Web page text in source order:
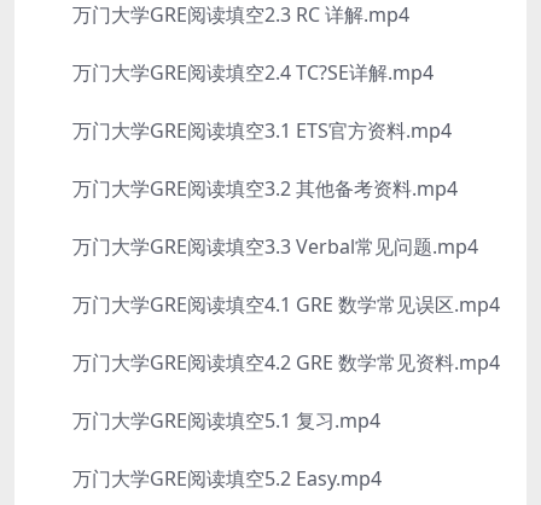
万门大学GRE阅读填空2.3 RC 详解.mp4
万门大学GRE阅读填空2.4 TC?SE详解.mp4
万门大学GRE阅读填空3.1 ETS官方资料.mp4
万门大学GRE阅读填空3.2 其他备考资料.mp4
万门大学GRE阅读填空3.3 Verbal常见问题.mp4
万门大学GRE阅读填空4.1 GRE 数学常见误区.mp4
万门大学GRE阅读填空4.2 GRE 数学常见资料.mp4
万门大学GRE阅读填空5.1 复习.mp4
万门大学GRE阅读填空5.2 Easy.mp4